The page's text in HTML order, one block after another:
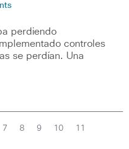
perdiendo
controles
se perdían. Una
7 8 9 10 11